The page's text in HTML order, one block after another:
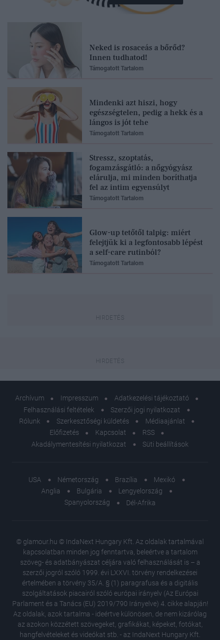
Neked is rosaceás a bőrőd?
Innen tudhatod!
Támogatott Tartalom
Mindenki azt hiszi, hogy
egészségtelen, pedig a hekk és a
lángos is jót tehe
Támogatott Tartalom
Stressz, szoptatás,
fogamzásgátló: a nőgyógyász
elárulja, mi minden boríthatja
fel az intim egyensúlyt
Támogatott Tartalom
Glow-up tetőtől talpig: miért
felejtjük ki a legfontosabb lépést
a self-care rutinból?
Támogatott Tartalom
Archívum Impresszum
Adatkezelési tájékoztató
Felhasználási feltételek
Szerzői jogi nyilatkozat
Rólunk
Szerkesztőségi küldetés
Médiaajánlat
Előfizetés
Kapcsolat
RSS
Akadálymentesítési nyilatkozat
Süti beállítások
USA Németország Brazília
Mexikó
Anglia
Bulgária
Lengyelország
Spanyolország
Dél-Afrika
© glamour.hu © IndaNext Hungary Kft. Az oldalak tartalmával
kapcsolatban minden jog fenntartva, beleértve a tartalom
szöveg- és adatbányászat céljára való felhasználását is – a
szerzői jogról szóló 1999. évi LXXVI. törvény rendelkezései
értelmében a törvény 35/A. § (1) paragrafusa és a digitális
szolgáltatások piacairól szóló európai irányelv (Az Európai
Parlament és a Tanács (EU) 2019/790 Irányelve) 4. cikke alapján!
Az oldalak, azok tartalma - ideértve különösen, de nem kizárólag
az azokon közzétett szövegeket, grafikákat, képeket, fotókat,
hangfelvételeket és videókat stb. - az IndaNext Hungary Kft.